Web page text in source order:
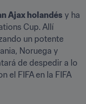
Ajax holandés y ha
Cup. Allí
un potente
Noruega y
de despedir a lo
el FIFA en la FIFA